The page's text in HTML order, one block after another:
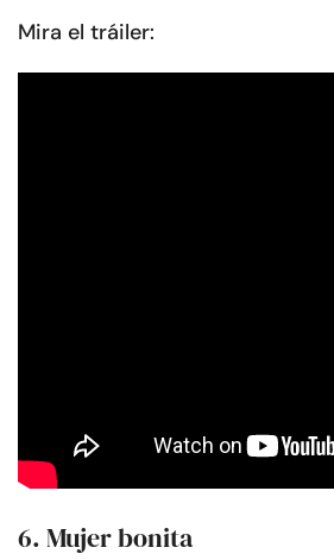
Mira el tráiler:
6. Mujer bonita